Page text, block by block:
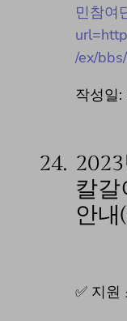
민참여
/ex/
작성일
24.
칼갈
안내
✅ 지